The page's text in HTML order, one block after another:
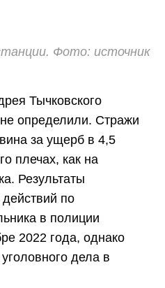
Фото: источник
Тычковского
определили. Стражи
за ущерб в 4,5
плечах, как на
Результаты
по
в полиции
2022 года, однако
дела в